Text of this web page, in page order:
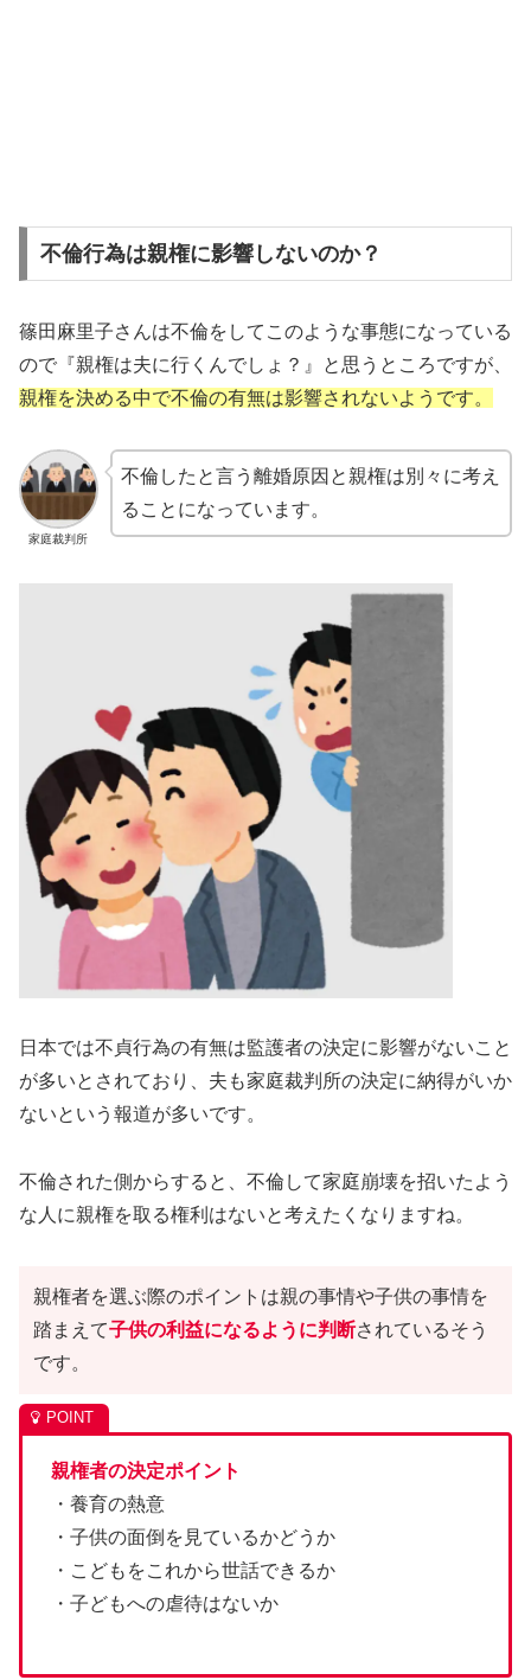
不倫行為は親権に影響しないのか？
篠田麻里子さんは不倫をしてこのような事態になっている
ので『親権は夫に行くんでしょ？』と思うところですが、
親権を決める中で不倫の有無は影響されないようです。
家庭裁判所
不倫したと言う離婚原因と親権は別々に考え
ることになっています。
日本では不貞行為の有無は監護者の決定に影響がないこと
が多いとされており、夫も家庭裁判所の決定に納得がいか
ないという報道が多いです。
不倫された側からすると、不倫して家庭崩壊を招いたよう
な人に親権を取る権利はないと考えたくなりますね。
親権者を選ぶ際のポイントは親の事情や子供の事情を
踏まえて子供の利益になるように判断されているそう
です。
親権者の決定ポイント
・養育の熱意
・子供の面倒を見ているかどうか
・こどもをこれから世話できるか
・子どもへの虐待はないか